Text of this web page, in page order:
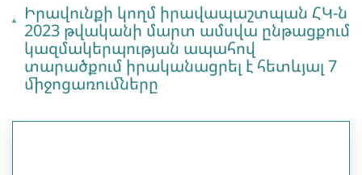
Իրավունքի կողմ իրավապաշտպան ՀԿ-ն
2023 թվականի մարտ ամսվա ընթացքում
կազմակերպության ապահով
տարածքում իրականացրել է հետևյալ 7
միջոցառումները